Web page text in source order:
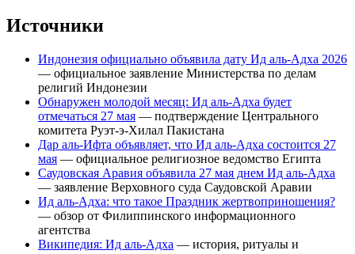
Источники
Индонезия официально объявила дату Ид аль-Адха 2026
— официальное заявление Министерства по делам
религий Индонезии
Обнаружен молодой месяц: Ид аль-Адха будет
отмечаться 27 мая — подтверждение Центрального
комитета Руэт-э-Хилал Пакистана
Дар аль-Ифта объявляет, что Ид аль-Адха состоится 27
мая — официальное религиозное ведомство Египта
Саудовская Аравия объявила 27 мая днем Ид аль-Адха
— заявление Верховного суда Саудовской Аравии
Ид аль-Адха: что такое Праздник жертвоприношения?
— обзор от Филиппинского информационного
агентства
Википедия: Ид аль-Адха — история, ритуалы и